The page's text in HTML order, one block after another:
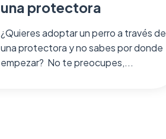
una protectora
¿Quieres adoptar un perro a través de
una protectora y no sabes por donde
empezar? No te preocupes,...